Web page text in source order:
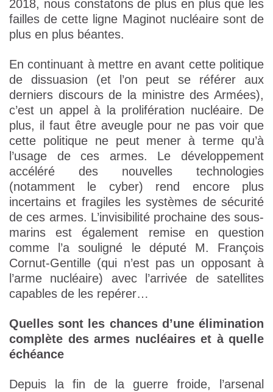
2018, nous constatons de plus en plus que les
failles de cette ligne Maginot nucléaire sont de
plus en plus béantes.
En continuant à mettre en avant cette politique
de dissuasion (et l’on peut se référer aux
derniers discours de la ministre des Armées),
c’est un appel à la prolifération nucléaire. De
plus, il faut être aveugle pour ne pas voir que
cette politique ne peut mener à terme qu’à
l’usage de ces armes. Le développement
accéléré des nouvelles technologies
(notamment le cyber) rend encore plus
incertains et fragiles les systèmes de sécurité
de ces armes. L’invisibilité prochaine des sous-
marins est également remise en question
comme l’a souligné le député M. François
Cornut-Gentille (qui n’est pas un opposant à
l’arme nucléaire) avec l’arrivée de satellites
capables de les repérer…
Quelles sont les chances d’une élimination
complète des armes nucléaires et à quelle
échéance
Depuis la fin de la guerre froide, l’arsenal